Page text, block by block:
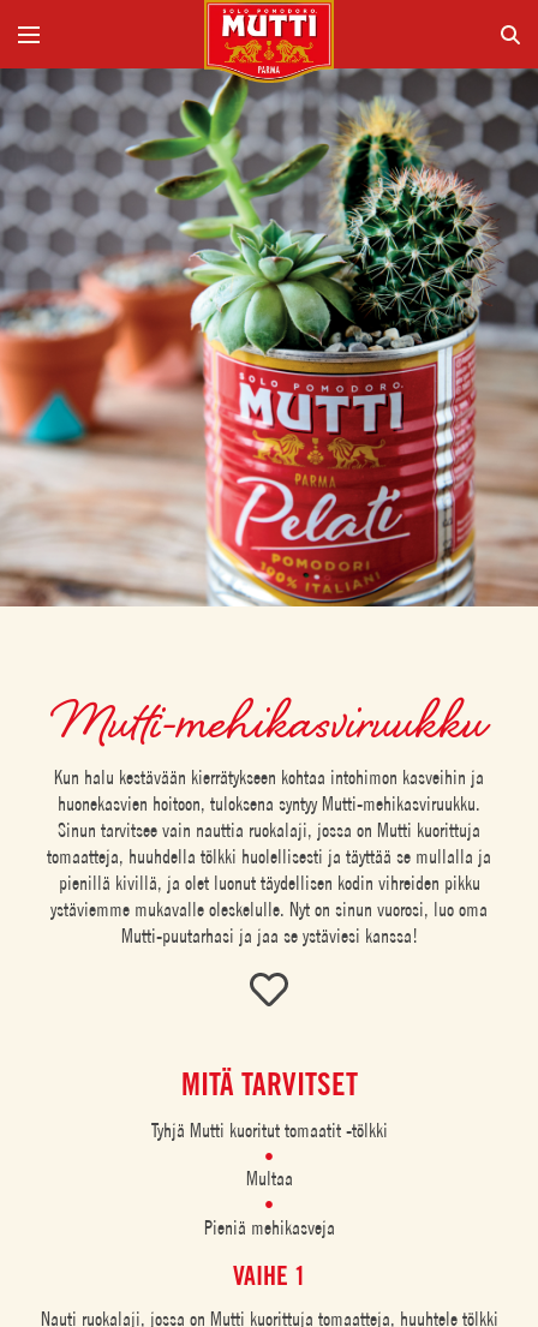
Mutti-mehikasviruukku
Kun halu kestävään kierrätykseen kohtaa intohimon kasveihin ja
huonekasvien hoitoon, tuloksena syntyy Mutti-mehikasviruukku.
Sinun tarvitsee vain nauttia ruokalaji, jossa on Mutti kuorittuja
tomaatteja, huuhdella tölkki huolellisesti ja täyttää se mullalla ja
pienillä kivillä, ja olet luonut täydellisen kodin vihreiden pikku
ystäviemme mukavalle oleskelulle. Nyt on sinun vuorosi, luo oma
Mutti-puutarhasi ja jaa se ystäviesi kanssa!
MITÄ TARVITSET
Tyhjä Mutti kuoritut tomaatit -tölkki
Multaa
Pieniä mehikasveja
VAIHE 1
Nauti ruokalaji, jossa on Mutti kuorittuja tomaatteja, huuhtele tölkki